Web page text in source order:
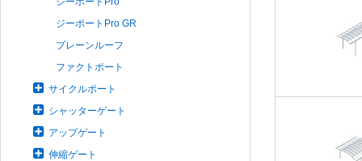
ジーポートPro GR
プレーンルーフ
ファクトポート
サイクルポート
シャッターゲート
アップゲート
伸縮ゲート